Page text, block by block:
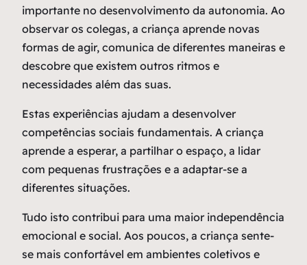
importante no desenvolvimento da autonomia. Ao
observar os colegas, a criança aprende novas
formas de agir, comunica de diferentes maneiras e
descobre que existem outros ritmos e
necessidades além das suas.
Estas experiências ajudam a desenvolver
competências sociais fundamentais. A criança
aprende a esperar, a partilhar o espaço, a lidar
com pequenas frustrações e a adaptar-se a
diferentes situações.
Tudo isto contribui para uma maior independência
emocional e social. Aos poucos, a criança sente-
se mais confortável em ambientes coletivos e